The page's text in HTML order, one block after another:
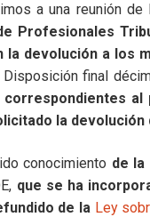
a una reunión de
Profesionales
la devolución a los
final
al
la
conocimiento de la
que se ha
de la Ley